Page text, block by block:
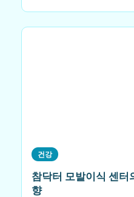
건강
참닥터 모발이식 센터
향